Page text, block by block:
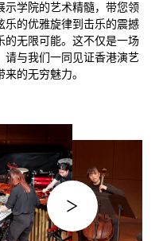
示学院的艺术精髓，带您领
乐的优雅旋律到击乐的震撼
的无限可能。这不仅是一场
与我们一同见证香港演艺
的无穷魅力。